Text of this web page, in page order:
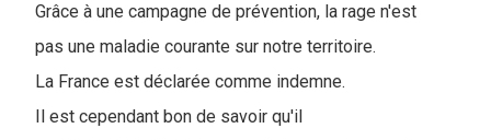
Grâce à une campagne de prévention, la rage n'est
pas une maladie courante sur notre territoire.
La France est déclarée comme indemne.
Il est cependant bon de savoir qu'il